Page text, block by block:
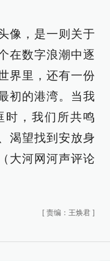
像，是一则关于
在数字浪潮中逐
界里，还有一份
初的港湾。当我
时，我们所共鸣
渴望找到安放身
大河网河声评论
[ 责编：王焕君 ]